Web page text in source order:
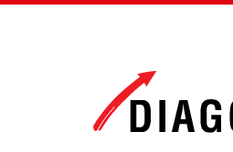
Content